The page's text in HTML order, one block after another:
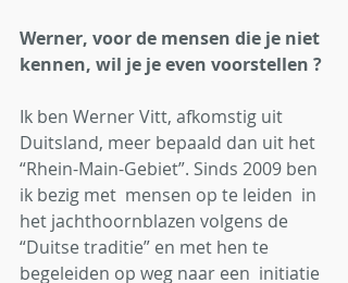
Werner, voor de mensen die je niet
kennen, wil je je even voorstellen ?
Ik ben Werner Vitt, afkomstig uit
Duitsland, meer bepaald dan uit het
“Rhein-Main-Gebiet”. Sinds 2009 ben
ik bezig met  mensen op te leiden  in
het jachthoornblazen volgens de
“Duitse traditie” en met hen te
begeleiden op weg naar een  initiatie